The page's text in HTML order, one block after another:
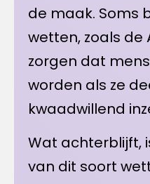
de maak. Soms
wetten, zoals de
zorgen dat
worden als ze
kwaadwillend
Wat achterblijft,
van dit soort